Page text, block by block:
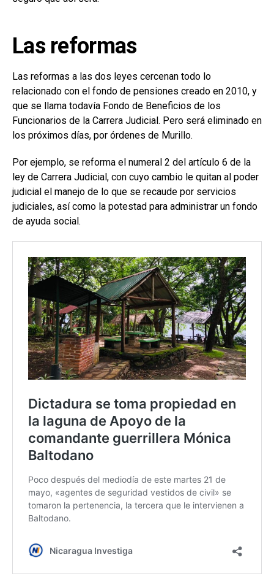
Las reformas
Las reformas a las dos leyes cercenan todo lo
relacionado con el fondo de pensiones creado en 2010, y
que se llama todavía Fondo de Beneficios de los
Funcionarios de la Carrera Judicial. Pero será eliminado en
los próximos días, por órdenes de Murillo.
Por ejemplo, se reforma el numeral 2 del artículo 6 de la
ley de Carrera Judicial, con cuyo cambio le quitan al poder
judicial el manejo de lo que se recaude por servicios
judiciales, así como la potestad para administrar un fondo
de ayuda social.